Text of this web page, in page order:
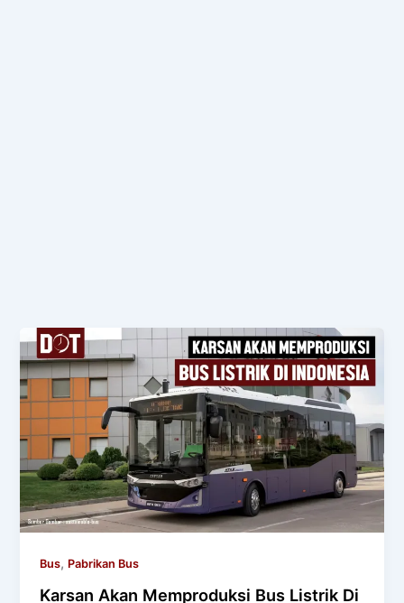
Bus, Pabrikan Bus
Karsan Akan Memproduksi Bus Listrik Di